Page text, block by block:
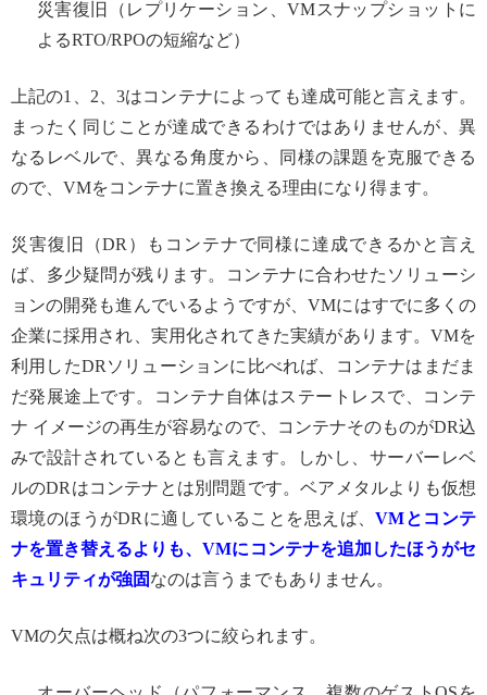
災害復旧（レプリケーション、VMスナップショットに
よるRTO/RPOの短縮など）
上記の1、2、3はコンテナによっても達成可能と言えます。
まったく同じことが達成できるわけではありませんが、異
なるレベルで、異なる角度から、同様の課題を克服できる
ので、VMをコンテナに置き換える理由になり得ます。
災害復旧（DR）もコンテナで同様に達成できるかと言え
ば、多少疑問が残ります。コンテナに合わせたソリューシ
ョンの開発も進んでいるようですが、VMにはすでに多くの
企業に採用され、実用化されてきた実績があります。VMを
利用したDRソリューションに比べれば、コンテナはまだま
だ発展途上です。コンテナ自体はステートレスで、コンテ
ナ イメージの再生が容易なので、コンテナそのものがDR込
みで設計されているとも言えます。しかし、サーバーレベ
ルのDRはコンテナとは別問題です。ベアメタルよりも仮想
環境のほうがDRに適していることを思えば、VMとコンテ
ナを置き替えるよりも、VMにコンテナを追加したほうがセ
キュリティが強固なのは言うまでもありません。
VMの欠点は概ね次の3つに絞られます。